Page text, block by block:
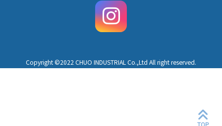
Copyright ©2022 CHUO INDUSTRIAL Co.,Ltd All right reserved.